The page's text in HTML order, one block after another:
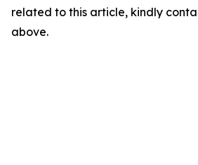
related to this article, kindly
above.